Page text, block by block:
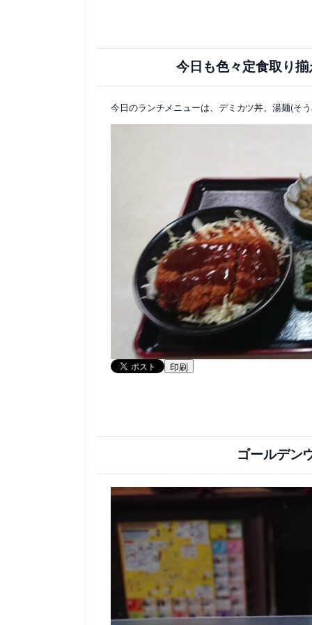
今日も色々定食取り揃
今日のランチメニューは、デミカツ丼、湯麺(そ
印刷
ゴールデン